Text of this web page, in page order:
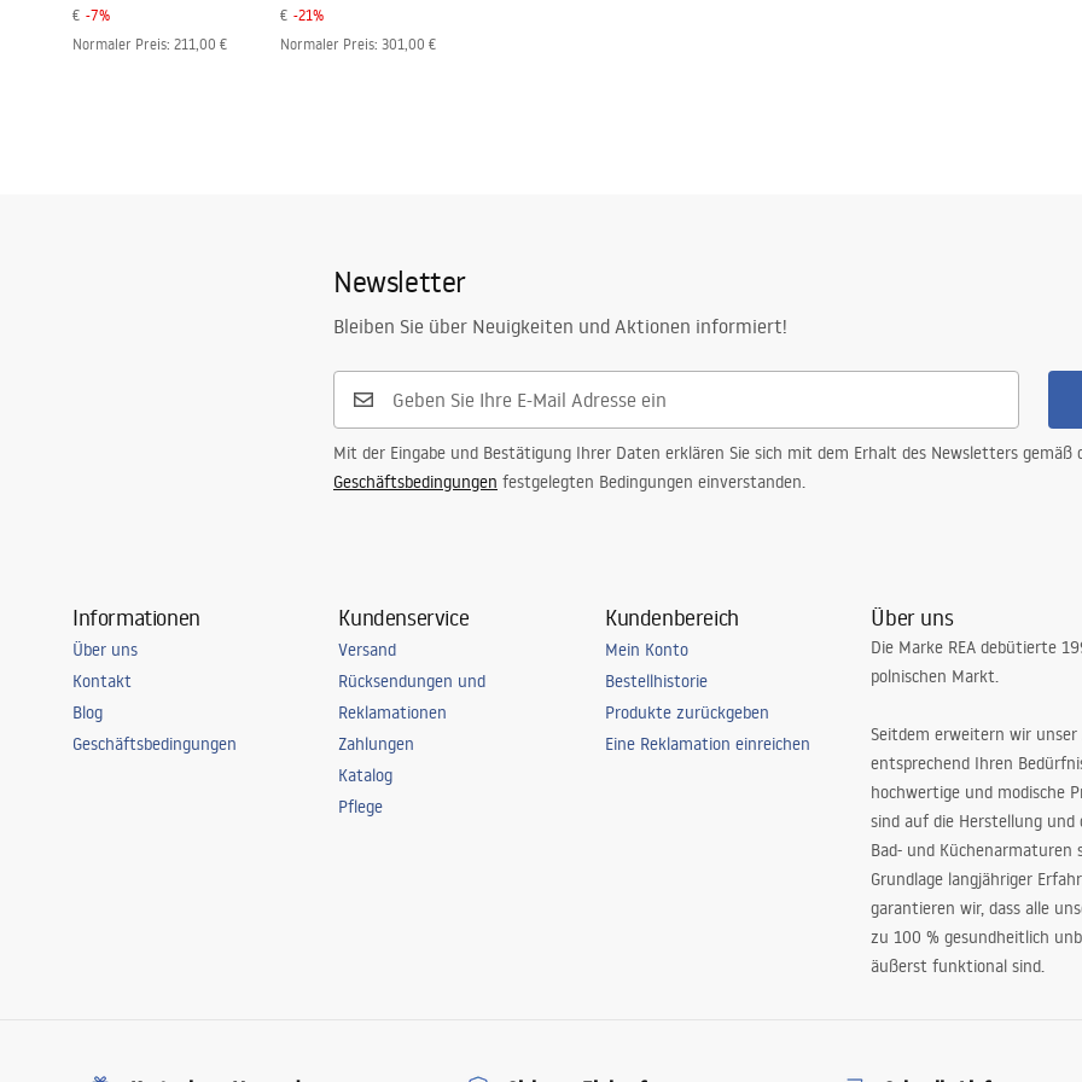
€ -7%
Normaler Preis: 211,00 €
€ -21%
Normaler Preis: 301,00 €
Newsletter
Bleiben Sie über Neuigkeiten und Aktionen informiert!
Mit der Eingabe und Bestätigung Ihrer Daten erklären Sie sich mit dem Erhalt des Newsletters gemäß
Geschäftsbedingungen festgelegten Bedingungen einverstanden.
Informationen
Über uns
Kontakt
Blog
Geschäftsbedingungen
Kundenservice
Versand
Rücksendungen und
Reklamationen
Zahlungen
Katalog
Pflege
Kundenbereich
Mein Konto
Bestellhistorie
Produkte zurückgeben
Eine Reklamation einreichen
Über uns
Die Marke REA debütierte
polnischen Markt.
Seitdem erweitern wir unser
entsprechend Ihren
hochwertige und modische
sind auf die Herstellung und
Bad- und Küchenarmaturen
Grundlage langjähriger
garantieren wir, dass alle
zu 100 % gesundheitlich
äußerst funktional sind.